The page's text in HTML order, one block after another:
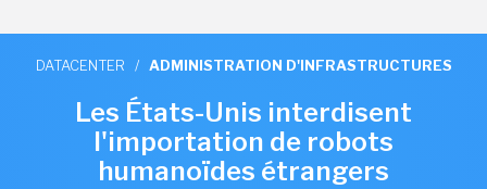
DATACENTER / ADMINISTRATION D'INFRASTRUCTURES
Les États-Unis interdisent
l'importation de robots
humanoïdes étrangers